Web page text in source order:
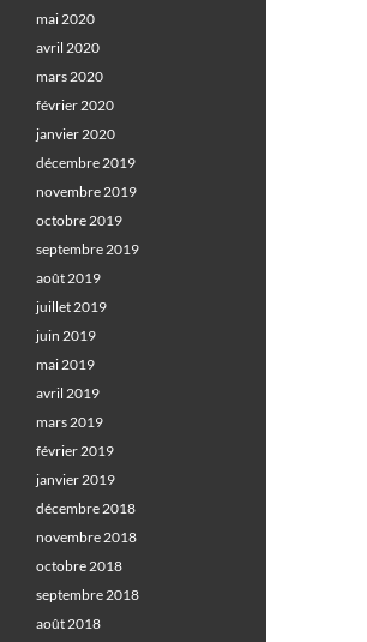
mai 2020
avril 2020
mars 2020
février 2020
janvier 2020
décembre 2019
novembre 2019
octobre 2019
septembre 2019
août 2019
juillet 2019
juin 2019
mai 2019
avril 2019
mars 2019
février 2019
janvier 2019
décembre 2018
novembre 2018
octobre 2018
septembre 2018
août 2018